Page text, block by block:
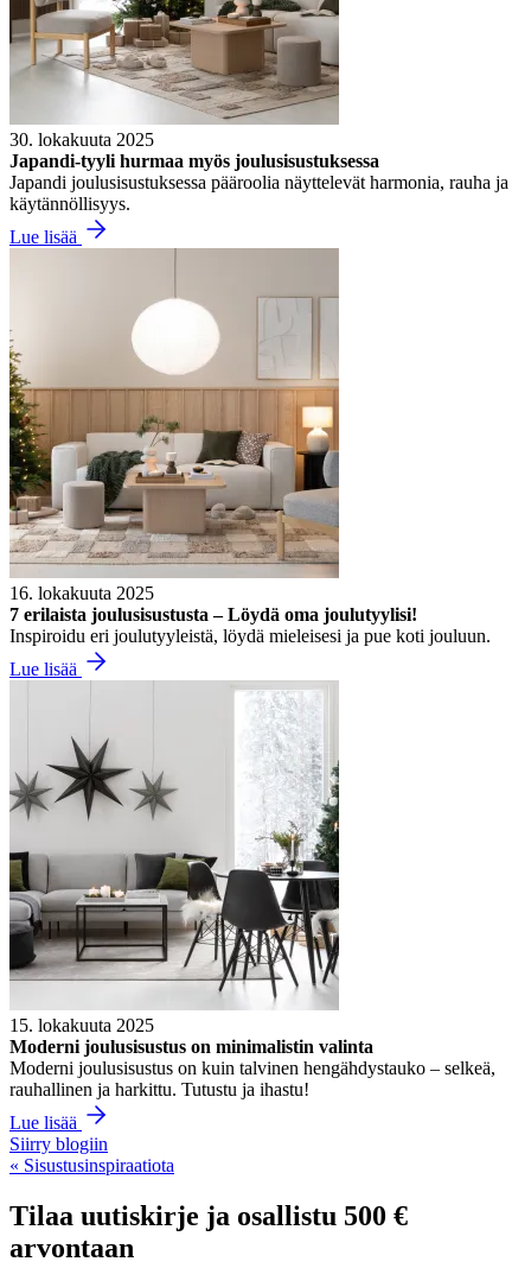
30. lokakuuta 2025
Japandi-tyyli hurmaa myös joulusisustuksessa
Japandi joulusisustuksessa pääroolia näyttelevät harmonia, rauha ja
käytännöllisyys.
Lue lisää
16. lokakuuta 2025
7 erilaista joulusisustusta – Löydä oma joulutyylisi!
Inspiroidu eri joulutyyleistä, löydä mieleisesi ja pue koti jouluun.
Lue lisää
15. lokakuuta 2025
Moderni joulusisustus on minimalistin valinta
Moderni joulusisustus on kuin talvinen hengähdystauko – selkeä,
rauhallinen ja harkittu. Tutustu ja ihastu!
Lue lisää
Siirry blogiin
« Sisustusinspiraatiota
Tilaa uutiskirje ja osallistu 500 €
arvontaan